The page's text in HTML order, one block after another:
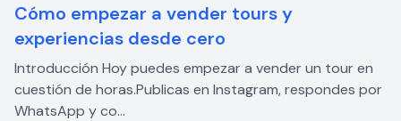
Cómo empezar a vender tours y
experiencias desde cero
Introducción Hoy puedes empezar a vender un tour en
cuestión de horas.Publicas en Instagram, respondes por
WhatsApp y co...